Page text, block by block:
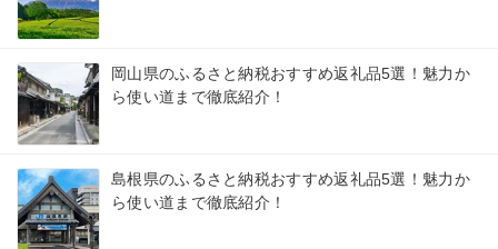
岡山県のふるさと納税おすすめ返礼品5選！魅力か
ら使い道まで徹底紹介！
島根県のふるさと納税おすすめ返礼品5選！魅力か
ら使い道まで徹底紹介！